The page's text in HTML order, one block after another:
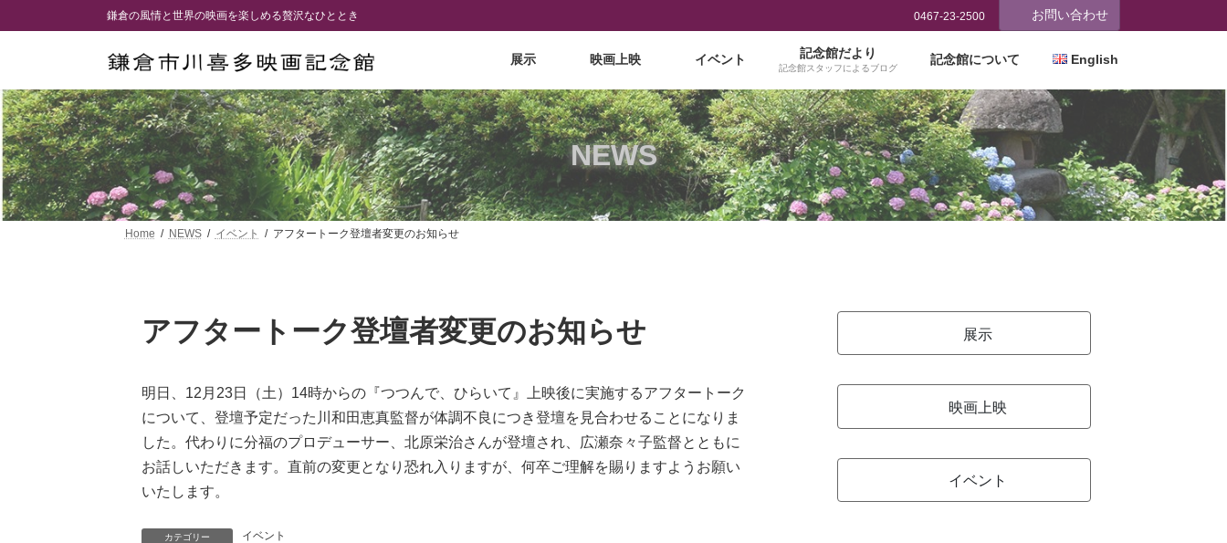
へ
ス
キ
ッ
プ
ョ
ン
に
移
動
鎌倉の風情と世界の映画を楽しめる贅沢なひととき 0467-23-2500 お問い合わせ
展示 映画上映 イベント 記念館だより
記念館スタッフによるブログ
記念館について English
NEWS
Home NEWS イベント アフタートーク登壇者変更のお知らせ
アフタートーク登壇者変更のお知らせ
明日、12月23日（土）14時からの『つつんで、ひらいて』上映後に実施するアフタートーク
について、登壇予定だった川和田恵真監督が体調不良につき登壇を見合わせることになりま
した。代わりに分福のプロデューサー、北原栄治さんが登壇され、広瀬奈々子監督とともに
お話しいただきます。直前の変更となり恐れ入りますが、何卒ご理解を賜りますようお願い
いたします。
カテゴリー イベント
展示
映画上映
イベント